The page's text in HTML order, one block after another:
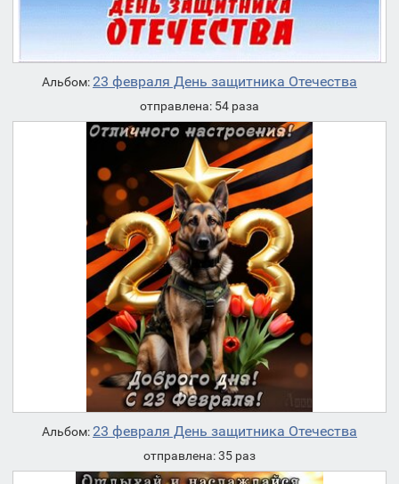
Альбом: 23 февраля День защитника Отечества
отправлена: 54 раза
Альбом: 23 февраля День защитника Отечества
отправлена: 35 раз